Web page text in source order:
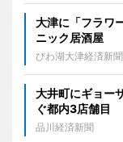
大津に「フラワ
ニック居酒屋
びわ湖大津経済新聞
大井町にギョー
ぐ都内3店舗目
品川経済新聞